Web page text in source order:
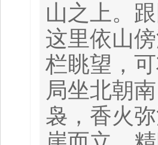
山之上。
这里依山
栏眺望，
局坐北朝
袅，香火